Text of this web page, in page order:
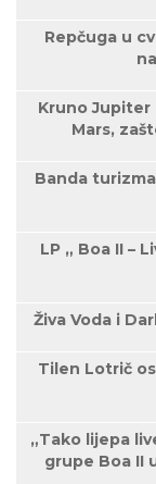
Repčuga u
Kruno Jupiter
Mars,
Banda
LP „ Boa II –
Živa Voda i
Tilen Lotrič
„Tako lijepa
grupe Boa II